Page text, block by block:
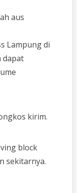
aus
Lampung di
dapat
kirim.
block
sekitarnya.